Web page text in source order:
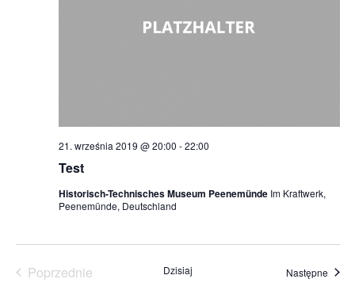
Test
21. września 2019 @ 20:00 -22:00
Historisch-Technisches Museum Peenemünde Im Kraftwerk,
Peenemünde, Deutschland
Poprzednie
Dzisiaj Następne